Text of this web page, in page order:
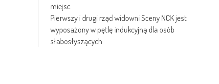
miejsc.
Pierwszy i drugi rząd widowni Sceny NCK jest
wyposażony w pętlę indukcyjną dla osób
słabosłyszących.